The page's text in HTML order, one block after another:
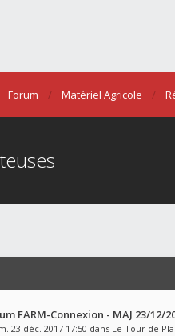
Forum Matériel Agricole
FARM-Connexion - MAJ 23/12/
23 déc. 2017 17:50 dans Le Tour de